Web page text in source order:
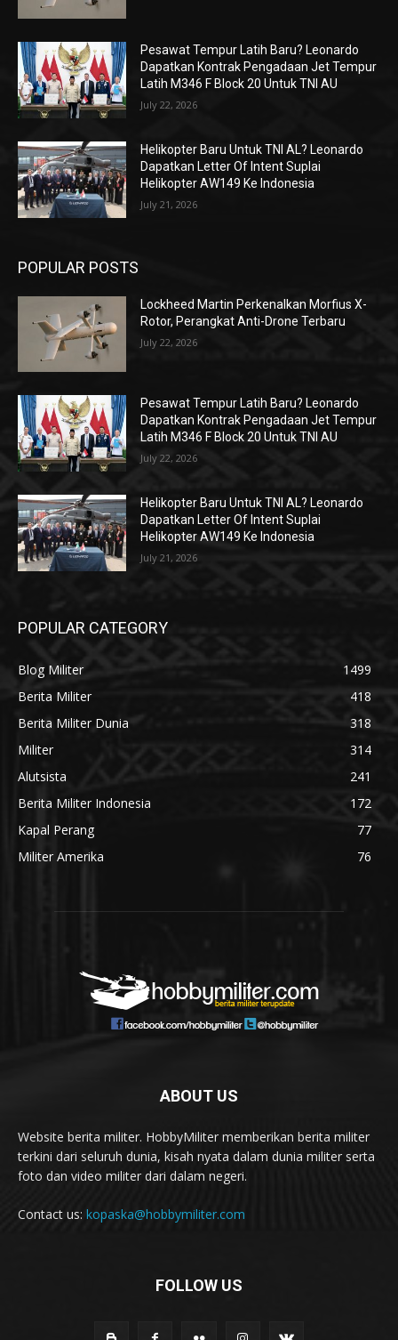
Pesawat Tempur Latih Baru? Leonardo
Dapatkan Kontrak Pengadaan Jet Tempur
Latih M346 F Block 20 Untuk TNI AU
July 22, 2026
Helikopter Baru Untuk TNI AL? Leonardo
Dapatkan Letter Of Intent Suplai
Helikopter AW149 Ke Indonesia
July 21, 2026
POPULAR POSTS
Lockheed Martin Perkenalkan Morfius X-
Rotor, Perangkat Anti-Drone Terbaru
July 22, 2026
Pesawat Tempur Latih Baru? Leonardo
Dapatkan Kontrak Pengadaan Jet Tempur
Latih M346 F Block 20 Untuk TNI AU
July 22, 2026
Helikopter Baru Untuk TNI AL? Leonardo
Dapatkan Letter Of Intent Suplai
Helikopter AW149 Ke Indonesia
July 21, 2026
POPULAR CATEGORY
Blog Militer
1499
Berita Militer
418
Berita Militer Dunia
318
Militer
314
Alutsista
241
Berita Militer Indonesia
172
Kapal Perang
77
Militer Amerika
76
ABOUT US
Website berita militer. HobbyMiliter memberikan berita militer
terkini dari seluruh dunia, kisah nyata dalam dunia militer serta
foto dan video militer dari dalam negeri.
Contact us: kopaska@hobbymiliter.com
FOLLOW US